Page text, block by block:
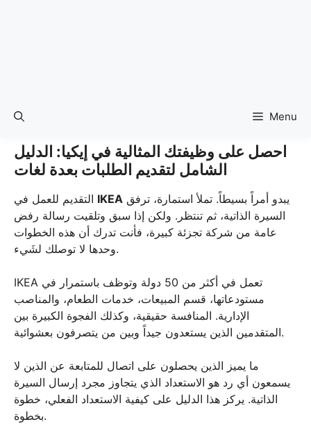
Menu
احصل على وظيفتك المثالية في إيكيا: الدليل
الشامل لتقديم الطلبات بعدة لغات
IKEA
السيرة الذاتية، ثم تنتظر. ولكن إذا سبق وتلقيت رسالة رفض
عامة من شركة تجزئة كبيرة، فأنت تدرك أن هذه الخطوات
وحدها لا توصلك لشَيء.
IKEA تعمل في أكثر من 50 دولة وتوظف باستمرار في
مستودعاتها، قسم المبيعات، خدمات الطعام، والمناصب
الإدارية. المنافسة حقيقية، وكذلك الفجوة الكبيرة بين
المتقدمين الذين يستعدون جيداً وبين من يتصرفون بعشوائية.
ما يميز الذين يحصلون على اتصال للمتابعة عن الذين لا
يسمعون أي رد هو الاستعداد الذي يتجاوز مجرد إرسال السيرة
الذاتية. يركز هذا الدليل على كيفية الاستعداد الفعلي، خطوة
بخطوة.